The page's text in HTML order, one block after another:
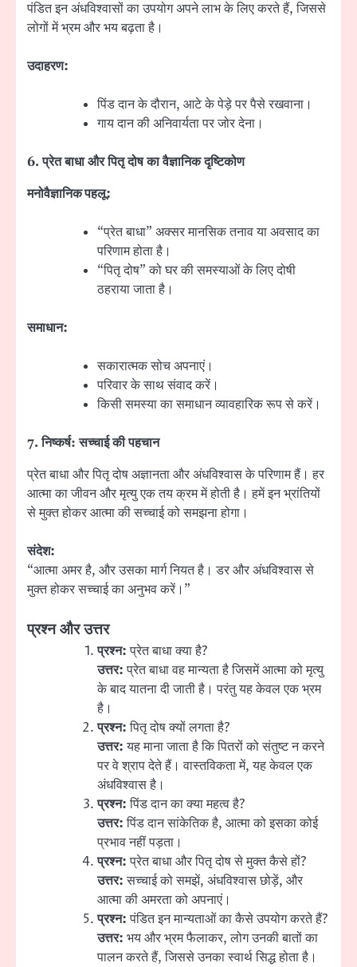
पंडित इन अंधविश्वासों का उपयोग अपने लाभ के लिए करते हैं, जिससे
लोगों में भ्रम और भय बढ़ता है।
उदाहरण:
पिंड दान के दौरान, आटे के पेड़े पर पैसे रखवाना।
गाय दान की अनिवार्यता पर जोर देना।
6.प्रेत बाधा और पितृ दोष का वैज्ञानिक दृष्टिकोण
मनोवैज्ञानिक पहलू:
“प्रेत बाधा” अक्सर मानसिक तनाव या अवसाद का
परिणाम होता है।
“पितृ दोष” को घर की समस्याओं के लिए दोषी
ठहराया जाता है।
समाधान:
सकारात्मक सोच अपनाएं।
परिवार के साथ संवाद करें।
किसी समस्या का समाधान व्यावहारिक रूप से करें।
7.निष्कर्ष: सच्चाई की पहचान
प्रेत बाधा और पितृ दोष अज्ञानता और अंधविश्वास के परिणाम हैं। हर
आत्मा का जीवन और मृत्यु एक तय क्रम में होती है। हमें इन भ्रांतियों
से मुक्त होकर आत्मा की सच्चाई को समझना होगा।
संदेश:
“आत्मा अमर है, और उसका मार्ग नियत है। डर और अंधविश्वास से
मुक्त होकर सच्चाई का अनुभव करें।”
प्रश्न और उत्तर
प्रश्न:प्रेत बाधा क्या है?
उत्तर:प्रेत बाधा वह मान्यता है जिसमें आत्मा को मृत्यु
के बाद यातना दी जाती है। परंतु यह केवल एक भ्रम
है।
प्रश्न:पितृ दोष क्यों लगता है?
उत्तर:यह माना जाता है कि पितरों को संतुष्ट न करने
पर वे श्राप देते हैं। वास्तविकता में, यह केवल एक
अंधविश्वास है।
प्रश्न:पिंड दान का क्या महत्व है?
उत्तर:पिंड दान सांकेतिक है, आत्मा को इसका कोई
प्रभाव नहीं पड़ता।
प्रश्न:प्रेत बाधा और पितृ दोष से मुक्त कैसे हों?
उत्तर:सच्चाई को समझें, अंधविश्वास छोड़ें, और
आत्मा की अमरता को अपनाएं।
प्रश्न:पंडित इन मान्यताओं का कैसे उपयोग करते हैं?
उत्तर: भय और भ्रम फैलाकर, लोग उनकी बातों का
पालन करते हैं, जिससे उनका स्वार्थ सिद्ध होता है।